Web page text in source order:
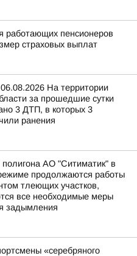
работающих пенсионеров
страховых выплат
На территории
за прошедшие сутки
3 ДТП, в которых 3
ранения
полигона АО "Ситиматик" в
продолжаются работы
тлеющих участков,
все необходимые меры
задымления
«серебряного